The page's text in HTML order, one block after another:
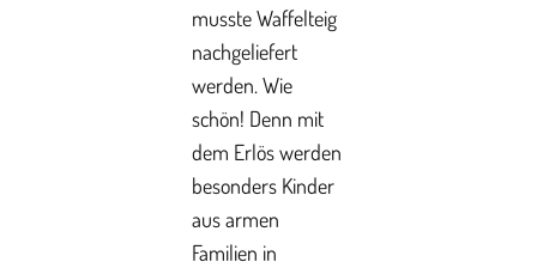
musste Waffelteig
nachgeliefert
werden. Wie
schön! Denn mit
dem Erlös werden
besonders Kinder
aus armen
Familien in